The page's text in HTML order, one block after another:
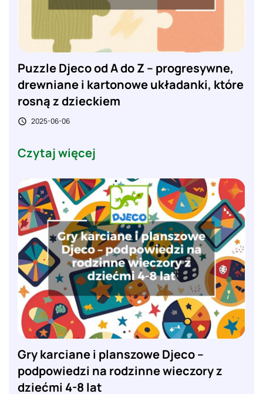
Puzzle Djeco od A do Z – progresywne,
drewniane i kartonowe układanki, które
rosną z dzieckiem
 2025-06-06
Czytaj więcej
Gry karciane i planszowe Djeco –
podpowiedzi na rodzinne wieczory z
dziećmi 4-8 lat